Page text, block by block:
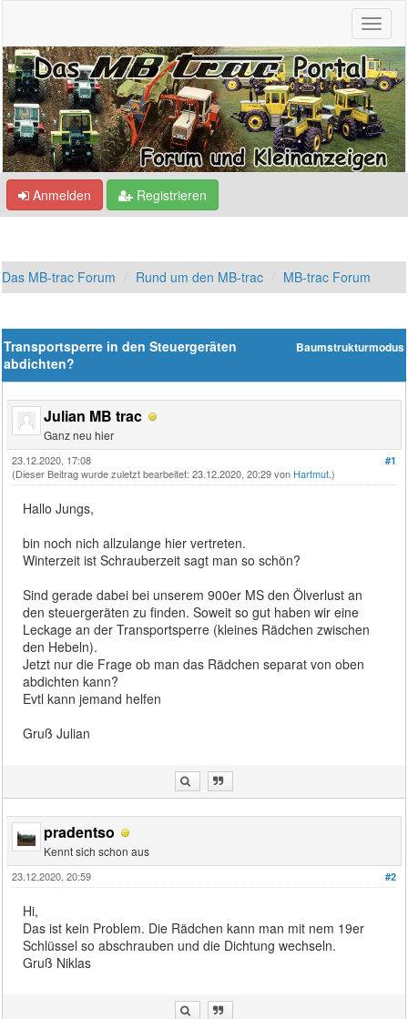
Anmelden Registrieren
Das MB-trac Forum Rund um den MB-trac MB-trac Forum
Baumstrukturmodus
Transportsperre in den Steuergeräten
abdichten?
Julian MB trac
Ganz neu hier
#1
23.12.2020, 17:08
(Dieser Beitrag wurde zuletzt bearbeitet: 23.12.2020, 20:29 von Hartmut.)
Hallo Jungs,
bin noch nich allzulange hier vertreten.
Winterzeit ist Schrauberzeit sagt man so schön?
Sind gerade dabei bei unserem 900er MS den Ölverlust an
den steuergeräten zu finden. Soweit so gut haben wir eine
Leckage an der Transportsperre (kleines Rädchen zwischen
den Hebeln).
Jetzt nur die Frage ob man das Rädchen separat von oben
abdichten kann?
Evtl kann jemand helfen
Gruß Julian
pradentso
Kennt sich schon aus
#2
23.12.2020, 20:59
Hi,
Das ist kein Problem. Die Rädchen kann man mit nem 19er
Schlüssel so abschrauben und die Dichtung wechseln.
Gruß Niklas